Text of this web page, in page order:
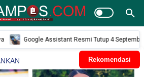
Assistant Resmi Tutup 4 September 2026
Rekomendasi